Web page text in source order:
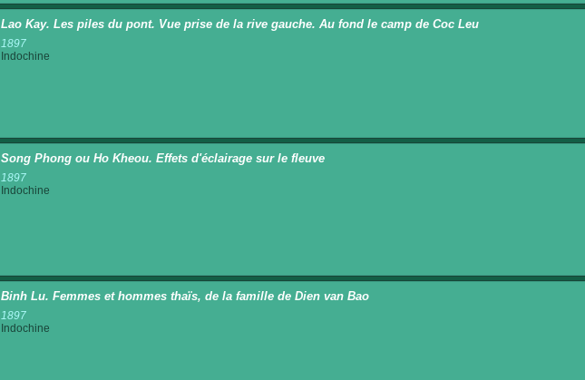
Lao Kay. Les piles du pont. Vue prise de la rive gauche. Au fond le camp de Coc Leu
1897
Indochine
Song Phong ou Ho Kheou. Effets d'éclairage sur le fleuve
1897
Indochine
Binh Lu. Femmes et hommes thaïs, de la famille de Dien van Bao
1897
Indochine